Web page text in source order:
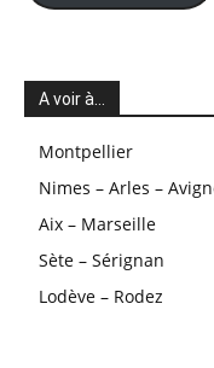
A voir à…
Montpellier
Nimes – Arles –
Aix – Marseille
Sète – Sérignan
Lodève – Rodez